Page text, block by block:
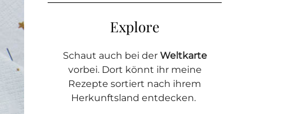
Explore
Schaut auch bei der Weltkarte
vorbei. Dort könnt ihr meine
Rezepte sortiert nach ihrem
Herkunftsland entdecken.